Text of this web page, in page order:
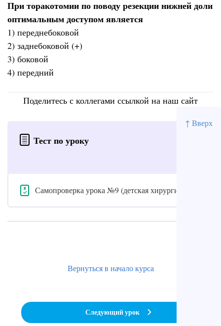
↑ Вверх
При торакотомии по поводу резекции нижней доли
оптимальным доступом является
1) переднебоковой
2) заднебоковой (+)
3) боковой
4) передний
Поделитесь с коллегами ссылкой на наш сайт
Тест по уроку
Самопроверка урока №9 (детская хирургия)
Вернуться в начало курса
Следующий урок